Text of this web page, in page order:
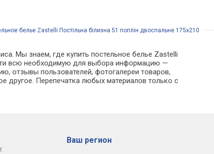
белье Zastelli Постільна білизна 51 поплін двоспальне 175х210
Мы знаем, где купить постельное белье Zastelli
всю необходимую для выбора информацию —
отзывы пользователей, фотогалереи товаров,
другое. Перепечатка любых материалов только с
Ваш регион